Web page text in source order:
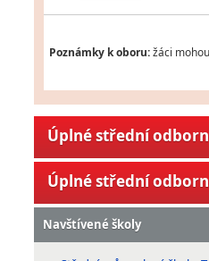
Poznámky k oboru:žáci
Úplné střední
Úplné střední
Navštívené školy